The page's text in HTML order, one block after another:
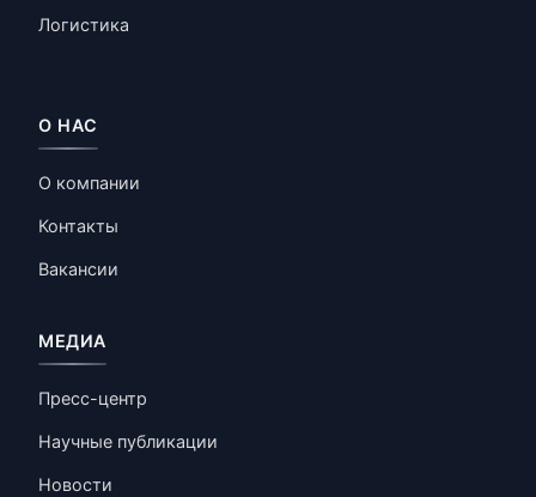
Логистика
О НАС
О компании
Контакты
Вакансии
МЕДИА
Пресс-центр
Научные публикации
Новости